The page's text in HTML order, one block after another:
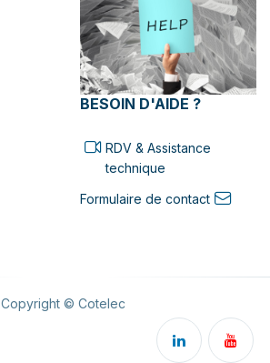
BESOIN D'AIDE ?
RDV & Assistance
technique
Formulaire de contact
Copyright © Cotelec